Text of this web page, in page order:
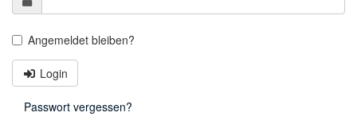
Angemeldet bleiben?
Login
Passwort vergessen?